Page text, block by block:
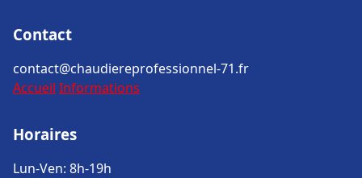
Contact
contact@chaudiereprofessionnel-71.fr
Accueil Informations
Horaires
Lun-Ven: 8h-19h